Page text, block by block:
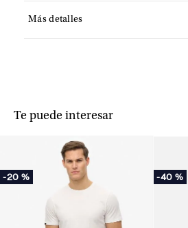
Más detalles
Te puede interesar
-20 % -40 %